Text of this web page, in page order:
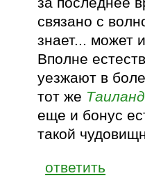
связано с
знает... может
Вполне
уезжают в
тот же Таиланд
еще и бонус
такой
ответить